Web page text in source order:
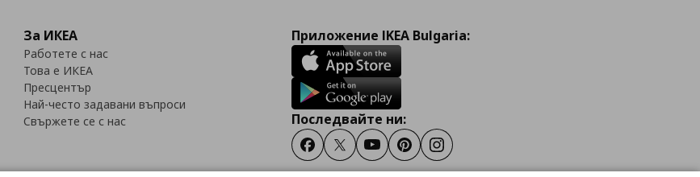
За ИКЕА
Работете с нас
Това е ИКЕА
Пресцентър
Най-често задавани въпроси
Свържете се с нас
Приложение IKEA Bulgaria:
Последвайте ни:
FacebookTwitterYoutubePinterestInstagram